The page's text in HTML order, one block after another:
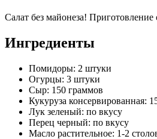
Салат без майонеза!
Ингредиенты
Помидоры: 2 штуки
Огурцы: 3 штуки
Сыр: 150 граммов
Кукуруза консервированная:
Лук зеленый: по вкусу
Перец черный: по вкусу
Масло растительное: 1-2